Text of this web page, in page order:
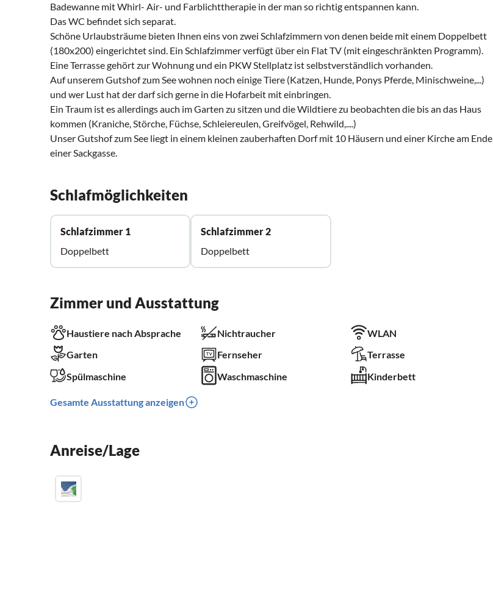
Badewanne mit Whirl- Air- und Farblichttherapie in der man so richtig entspannen kann.
Das WC befindet sich separat.
Schöne Urlaubsträume bieten Ihnen eins von zwei Schlafzimmern von denen beide mit einem Doppelbett
(180x200) eingerichtet sind. Ein Schlafzimmer verfügt über ein Flat TV (mit eingeschränkten Programm).
Eine Terrasse gehört zur Wohnung und ein PKW Stellplatz ist selbstverständlich vorhanden.
Auf unserem Gutshof zum See wohnen noch einige Tiere (Katzen, Hunde, Ponys Pferde, Minischweine,...)
und wer Lust hat der darf sich gerne in die Hofarbeit mit einbringen.
Ein Traum ist es allerdings auch im Garten zu sitzen und die Wildtiere zu beobachten die bis an das Haus
kommen (Kraniche, Störche, Füchse, Schleiereulen, Greifvögel, Rehwild,....)
Unser Gutshof zum See liegt in einem kleinen zauberhaften Dorf mit 10 Häusern und einer Kirche am Ende
einer Sackgasse.
Schlafmöglichkeiten
Schlafzimmer 1
Doppelbett
Schlafzimmer 2
Doppelbett
Zimmer und Ausstattung
Haustiere nach Absprache Nichtraucher
WLAN
Garten
Fernseher
Terrasse
Spülmaschine
Waschmaschine Kinderbett
Gesamte Ausstattung anzeigen
Anreise/Lage